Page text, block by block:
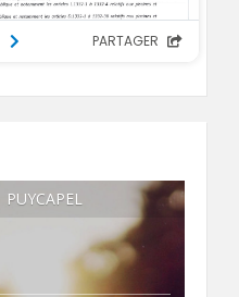
PUYCAPEL